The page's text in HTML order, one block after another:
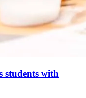
students with